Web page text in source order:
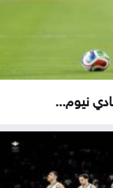
نيوم...